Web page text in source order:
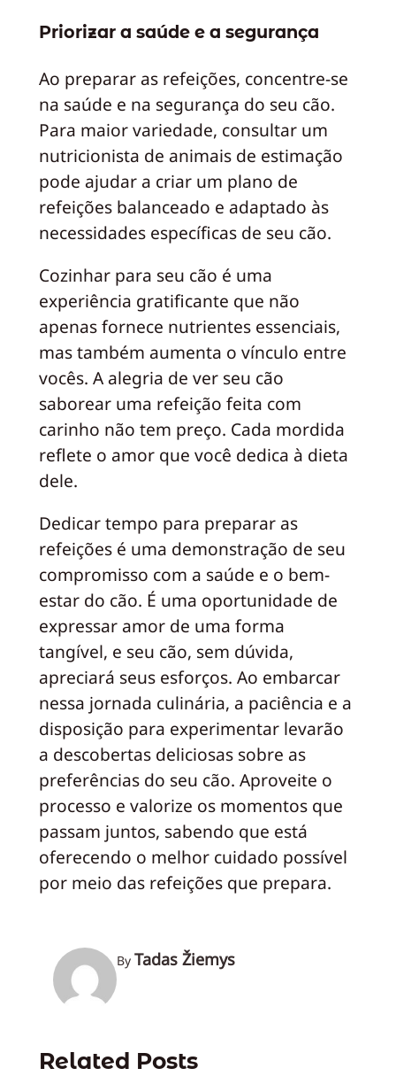
Priorizar a saúde e a segurança
Ao preparar as refeições, concentre-se
na saúde e na segurança do seu cão.
Para maior variedade, consultar um
nutricionista de animais de estimação
pode ajudar a criar um plano de
refeições balanceado e adaptado às
necessidades específicas de seu cão.
Cozinhar para seu cão é uma
experiência gratificante que não
apenas fornece nutrientes essenciais,
mas também aumenta o vínculo entre
vocês. A alegria de ver seu cão
saborear uma refeição feita com
carinho não tem preço. Cada mordida
reflete o amor que você dedica à dieta
dele.
Dedicar tempo para preparar as
refeições é uma demonstração de seu
compromisso com a saúde e o bem-
estar do cão. É uma oportunidade de
expressar amor de uma forma
tangível, e seu cão, sem dúvida,
apreciará seus esforços. Ao embarcar
nessa jornada culinária, a paciência e a
disposição para experimentar levarão
a descobertas deliciosas sobre as
preferências do seu cão. Aproveite o
processo e valorize os momentos que
passam juntos, sabendo que está
oferecendo o melhor cuidado possível
por meio das refeições que prepara.
By Tadas Žiemys
Related Posts